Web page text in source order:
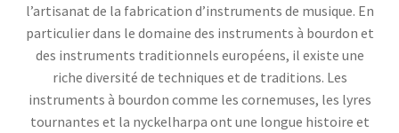
l’artisanat de la fabrication d’instruments de musique. En
particulier dans le domaine des instruments à bourdon et
des instruments traditionnels européens, il existe une
riche diversité de techniques et de traditions. Les
instruments à bourdon comme les cornemuses, les lyres
tournantes et la nyckelharpa ont une longue histoire et